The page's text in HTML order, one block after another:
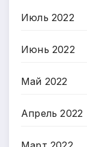
Июль 2022
Июнь 2022
Май 2022
Апрель 2022